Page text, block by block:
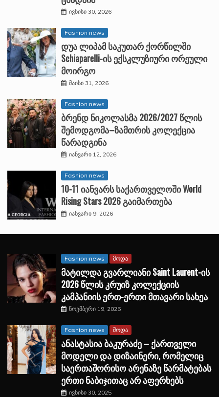
ივნისი 30, 2026
Fashion news
დუა ლიპამ საკუთარ ქორწილში
Schiaparelli-ის ექსკლუზიური ორეული
მოირგო
მაისი 31, 2026
Fashion news
ბრენდ ნიკოლასმა 2026/2027 წლის
შემოდგომა–ზამთრის კოლექცია
წარადგინა
იანვარი 12, 2026
Fashion news
10-11 იანვარს საქართველოში World
Rising Stars 2026 გაიმართება
იანვარი 9, 2026
Fashion news მოდა
მატილდა გვარლიანი Saint Laurent-ის
2026 წლის კრუიზ კოლექციის
კამპანიის ერთ-ერთი მთავარი სახეა
ნოემბერი 19, 2025
Fashion news მოდა
ანასტასია ბაკურაძე – ქართველი
მოდელი და დიზაინერი, რომელიც
საერთაშორისო არენაზე წარმატებას
ერთი ნაბიჯითაც არ აფერხებს
ივნისი 30, 2025